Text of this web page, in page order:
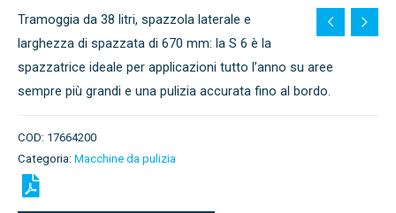
Tramoggia da 38 litri, spazzola laterale e
larghezza di spazzata di 670 mm: la S 6 è la
spazzatrice ideale per applicazioni tutto l’anno su aree
sempre più grandi e una pulizia accurata fino al bordo.
COD: 17664200
Categoria: Macchine da pulizia